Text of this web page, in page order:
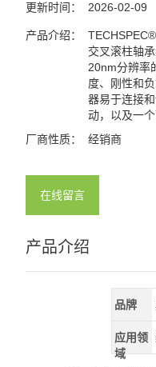
更新时间： 2026-02-09
产品介绍：
交叉滚柱轴
20nm分辨率
度、刚性和
器易于连接
动，以及一
厂商性质：
经销商
在线留言
产品介绍
品牌
应用领
域